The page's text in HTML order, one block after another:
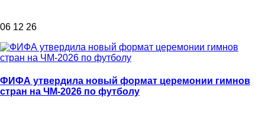
06 12 26
ФИФА утвердила новый формат церемонии гимнов
стран на ЧМ-2026 по футболу